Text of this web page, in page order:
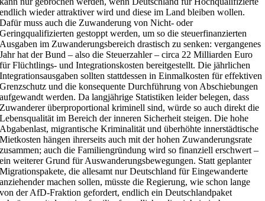
endlich wieder attraktiver wird und diese im Land bleiben wollen.
Dafür muss auch die Zuwanderung von Nicht- oder
Geringqualifizierten gestoppt werden, um so die steuerfinanzierten
Ausgaben im Zuwanderungsbereich drastisch zu senken: vergangenes
Jahr hat der Bund – also die Steuerzahler – circa 22 Milliarden Euro
für Flüchtlings- und Integrationskosten bereitgestellt. Die jährlichen
Integrationsausgaben sollten stattdessen in Einmalkosten für effektiven
Grenzschutz und die konsequente Durchführung von Abschiebungen
aufgewandt werden. Da langjährige Statistiken leider belegen, dass
Zuwanderer überproportional kriminell sind, würde so auch direkt die
Lebensqualität im Bereich der inneren Sicherheit steigen. Die hohe
Abgabenlast, migrantische Kriminalität und überhöhte innerstädtische
Mietkosten hängen ihrerseits auch mit der hohen Zuwanderungsrate
zusammen; auch die Familiengründung wird so finanziell erschwert –
ein weiterer Grund für Auswanderungsbewegungen. Statt geplanter
Migrationspakete, die allesamt nur Deutschland für Eingewanderte
anziehender machen sollen, müsste die Regierung, wie schon lange
von der AfD-Fraktion gefordert, endlich ein Deutschlandpaket